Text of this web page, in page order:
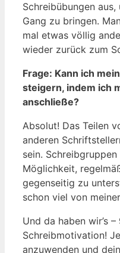
Schreibübungen
Gang zu bringen.
mal etwas völlig
wieder zurück zum
Frage: Kann ich
steigern, indem ich
anschließe?
Absolut! Das Teilen
anderen
sein.
Möglichkeit,
gegenseitig zu
schon viel von
Und da haben wir’s
Schreibmotivation!
anzuwenden und